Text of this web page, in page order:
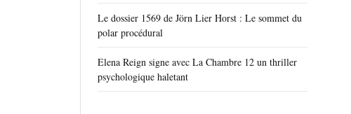
Le dossier 1569 de Jörn Lier Horst : Le sommet du
polar procédural
Elena Reign signe avec La Chambre 12 un thriller
psychologique haletant